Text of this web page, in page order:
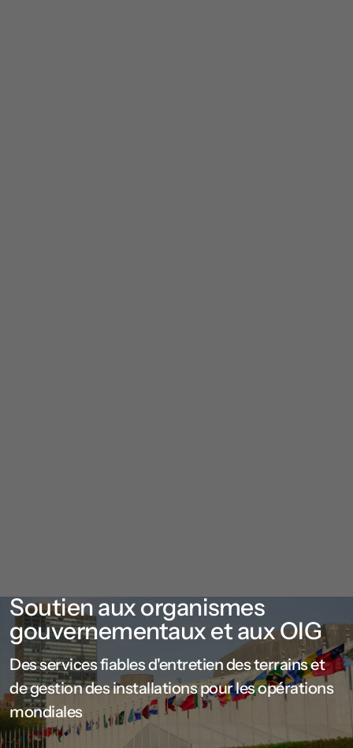
Soutien aux organismes
gouvernementaux et aux OIG
Des services fiables d'entretien des terrains et
de gestion des installations pour les opérations
mondiales